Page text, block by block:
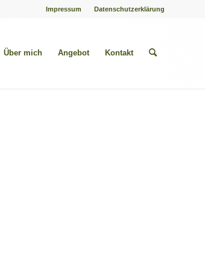
Impressum Datenschutzerklärung
Über mich Angebot Kontakt